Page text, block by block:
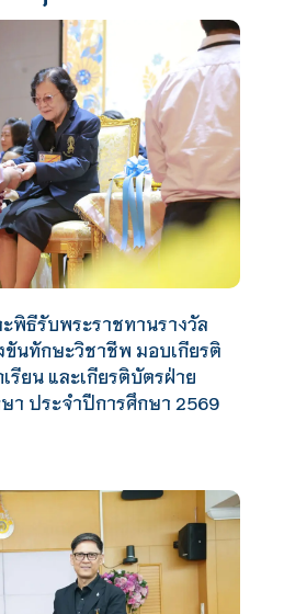
พิธีรับพระราชทานรางวัล
ขันทักษะวิชาชีพ มอบเกียรติ
รียน และเกียรติบัตรฝ่าย
า ประจำปีการศึกษา 2569